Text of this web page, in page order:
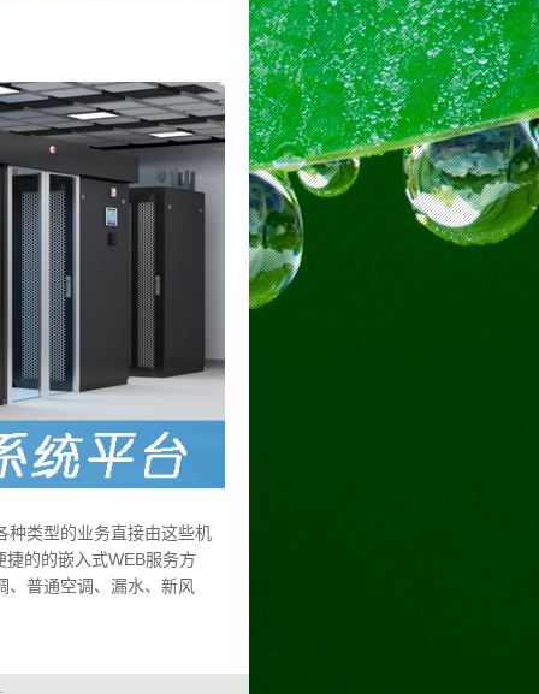
种类型的业务直接由这些机
的的嵌入式WEB服务方
、普通空调、漏水、新风